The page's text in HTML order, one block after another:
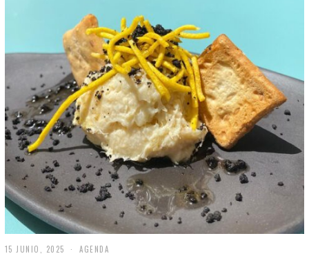
15 JUNIO, 2025 AGENDA